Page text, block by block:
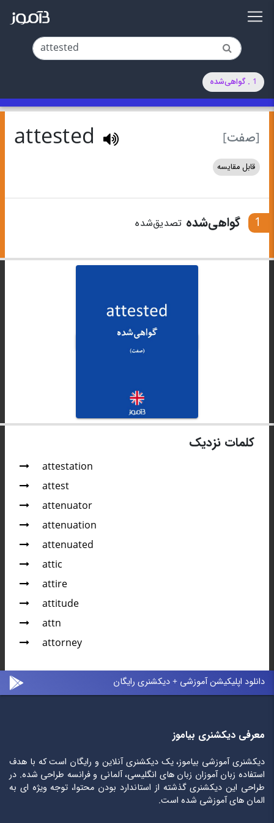
1 . گواهی‌شده
[صفت] attested
قابل مقایسه
1 گواهی‌شده تصدیق‌شده
کلمات نزدیک
attestation
attest
attenuator
attenuation
attenuated
attic
attire
attitude
attn
attorney
دانلود اپلیکیشن آموزشی + دیکشنری رایگان
معرفی دیکشنری بیاموز
دیکشنری آموزشی بیاموز، یک دیکشنری آنلاین و رایگان است که با هدف
استفاده زبان آموزان زبان های انگلیسی، آلمانی و فرانسه طراحی شده. در
طراحی این دیکشنری گذشته از استاندارد بودن محتوا، توجه ویژه ای به
المان های آموزشی شده است.